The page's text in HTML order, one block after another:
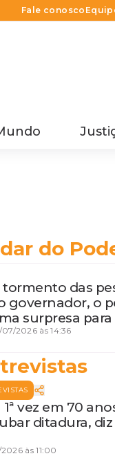
Fale conosco
do
tormento das
governador, o
surpresa
terceira guerra
2026 às 14:36
1ª vez em 70
ditadura,
às 11:00